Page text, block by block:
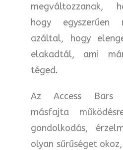
megváltozzanak,
hogy egyszerűen
azáltal, hogy
elakadtál, ami
téged.
Az Access Bars
másfajta
gondolkodás,
olyan sűrűséget